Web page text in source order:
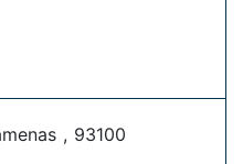
, 93100